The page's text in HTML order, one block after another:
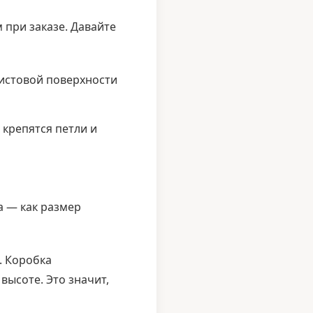
заказе. Давайте
поверхности
петли и
— как размер
Коробка
Это значит,